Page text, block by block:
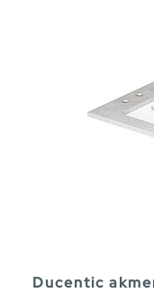
Ducentic